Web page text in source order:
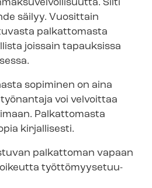
Silti
säilyy. Vuosittain
palkattomasta
joissain tapauksissa
sopiminen on aina
voi velvoittaa
Palkattomasta
kirjallisesti.
palkattoman vapaan
oikeutta työt­tö­myy­se­tuu­